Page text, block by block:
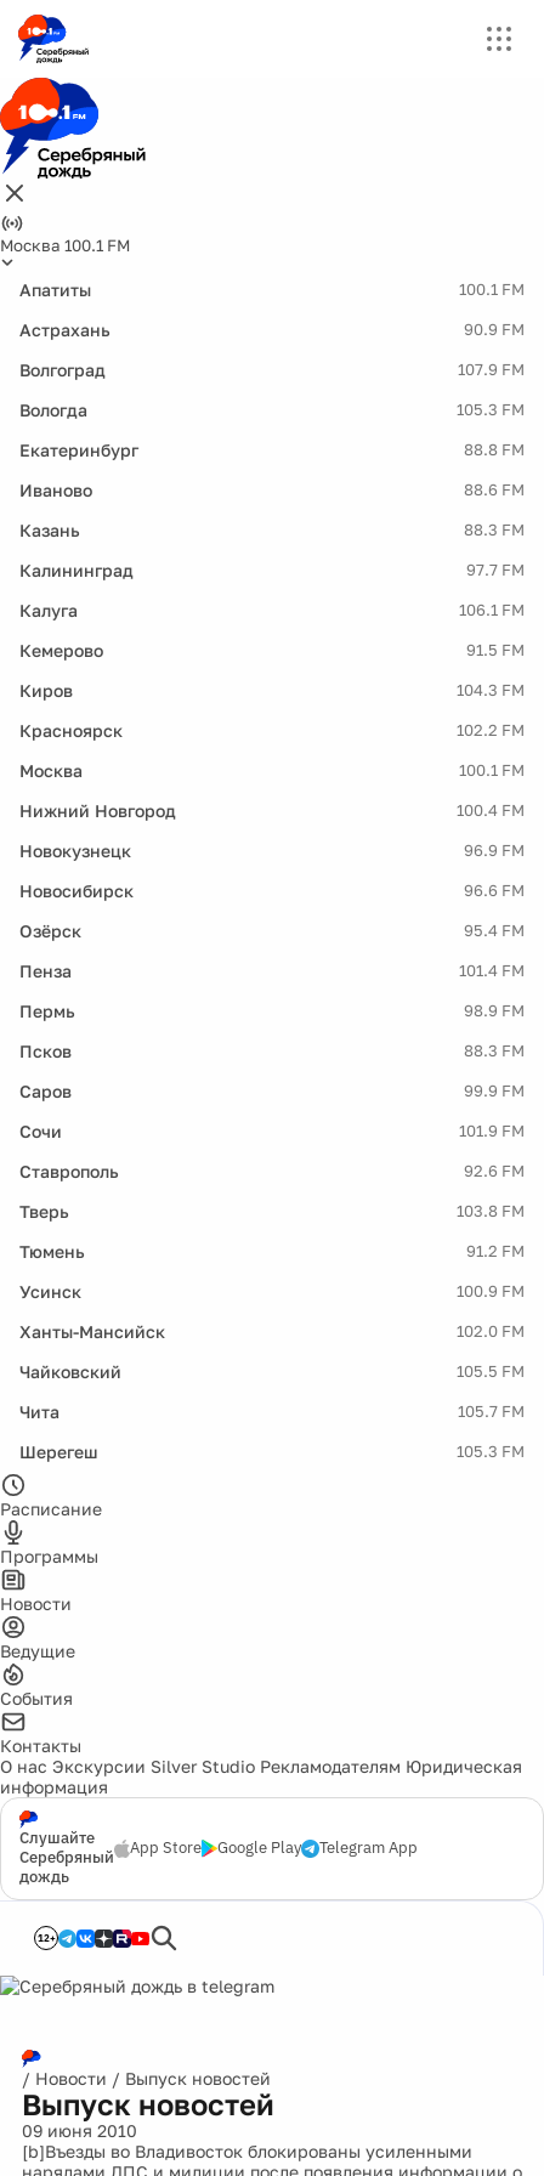
Москва 100.1 FM
Апатиты 100.1 FM
Астрахань 90.9 FM
Волгоград 107.9 FM
Вологда 105.3 FM
Екатеринбург 88.8 FM
Иваново 88.6 FM
Казань 88.3 FM
Калининград 97.7 FM
Калуга 106.1 FM
Кемерово 91.5 FM
Киров 104.3 FM
Красноярск 102.2 FM
Москва 100.1 FM
Нижний Новгород 100.4 FM
Новокузнецк 96.9 FM
Новосибирск 96.6 FM
Озёрск 95.4 FM
Пенза 101.4 FM
Пермь 98.9 FM
Псков 88.3 FM
Саров 99.9 FM
Сочи 101.9 FM
Ставрополь 92.6 FM
Тверь 103.8 FM
Тюмень 91.2 FM
Усинск 100.9 FM
Ханты-Мансийск 102.0 FM
Чайковский 105.5 FM
Чита 105.7 FM
Шерегеш 105.3 FM
Расписание
Программы
Новости
Ведущие
События
Контакты
О нас Экскурсии Silver Studio Рекламодателям Юридическая
информация
Слушайте
Серебряный
дождь
App Store Google Play Telegram App
12+
/ Новости / Выпуск новостей
Выпуск новостей
09 июня 2010
[b]Въезды во Владивосток блокированы усиленными